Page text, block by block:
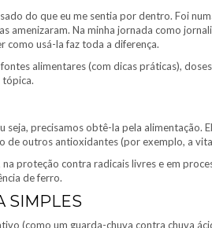
do que eu me sentia por dentro. Foi
amenizaram. Na minha jornada como
como usá-la faz toda a diferença.
alimentares (com dicas práticas),
precisamos obtê-la pela
de outros antioxidantes (por exemplo, a
proteção contra radicais livres e em
de ferro.
SIMPLES
(como um guarda-chuva contra chuva